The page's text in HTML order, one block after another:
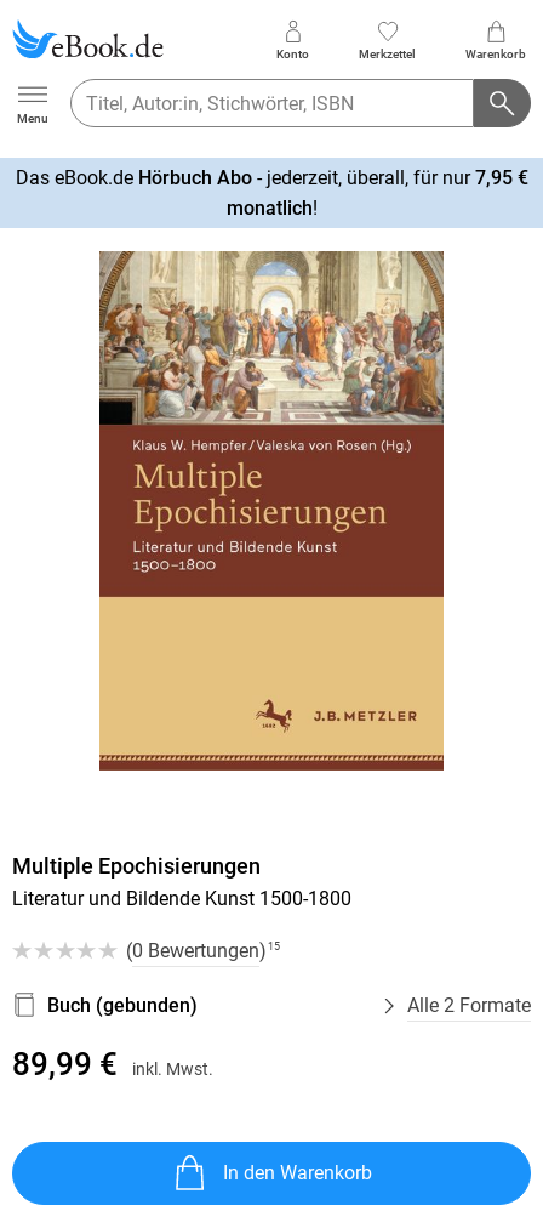
Ebook.de
Menu
Konto Merkzettel Warenkorb
Das eBook.de Hörbuch Abo- jederzeit, überall, für nur7,95 €
monatlich!
Multiple Epochisierungen
Literatur und Bildende Kunst 1500-1800
(0 Bewertungen) 15
Buch (gebunden) Alle 2 Formate
89,99 € inkl. Mwst.
In den Warenkorb